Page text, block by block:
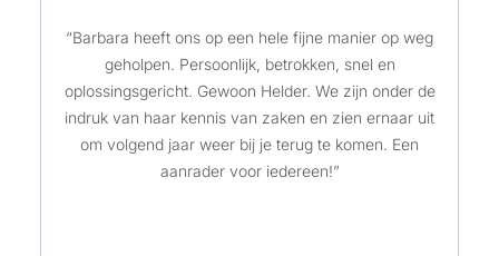
n
5
a
r
d
e
“Barbara heeft ons op een hele fijne manier op weg
geholpen. Persoonlijk, betrokken, snel en
oplossingsgericht. Gewoon Helder. We zijn onder de
indruk van haar kennis van zaken en zien ernaar uit
om volgend jaar weer bij je terug te komen. Een
aanrader voor iedereen!”